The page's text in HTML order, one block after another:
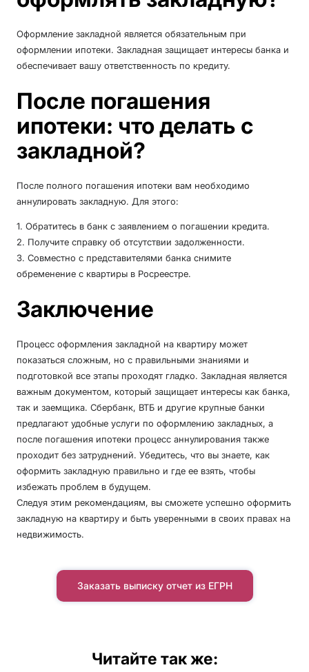
Оформление закладной является обязательным при
оформлении ипотеки. Закладная защищает интересы банка и
обеспечивает вашу ответственность по кредиту.
После погашения
ипотеки: что делать с
закладной?
После полного погашения ипотеки вам необходимо
аннулировать закладную. Для этого:
1. Обратитесь в банк с заявлением о погашении кредита.
2. Получите справку об отсутствии задолженности.
3. Совместно с представителями банка снимите
обременение с квартиры в Росреестре.
Заключение
Процесс оформления закладной на квартиру может
показаться сложным, но с правильными знаниями и
подготовкой все этапы проходят гладко. Закладная является
важным документом, который защищает интересы как банка,
так и заемщика. Сбербанк, ВТБ и другие крупные банки
предлагают удобные услуги по оформлению закладных, а
после погашения ипотеки процесс аннулирования также
проходит без затруднений. Убедитесь, что вы знаете, как
оформить закладную правильно и где ее взять, чтобы
избежать проблем в будущем.
Следуя этим рекомендациям, вы сможете успешно оформить
закладную на квартиру и быть уверенными в своих правах на
недвижимость.
Заказать выписку отчет из ЕГРН
Читайте так же: